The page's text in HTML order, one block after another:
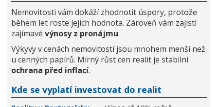
Nemovitosti vám dokáží zhodnotit úspory, protože
během let roste jejich hodnota. Zároveň vám zajistí
zajímavé výnosy z pronájmu.
Výkyvy v cenách nemovitostí jsou mnohem menší než
u cenných papírů. Mírný růst cen realit je stabilní
ochrana před inflací.
Kde se vyplatí investovat do realit